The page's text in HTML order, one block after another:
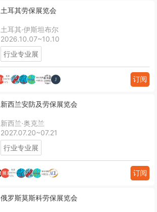
土耳其劳保展览会
土耳其·伊斯坦布尔
2026.10.07~10.10
行业专业展
订阅
新西兰安防及劳保展览会
新西兰·奥克兰
2027.07.20~07.21
行业专业展
订阅
俄罗斯莫斯科劳保展览会